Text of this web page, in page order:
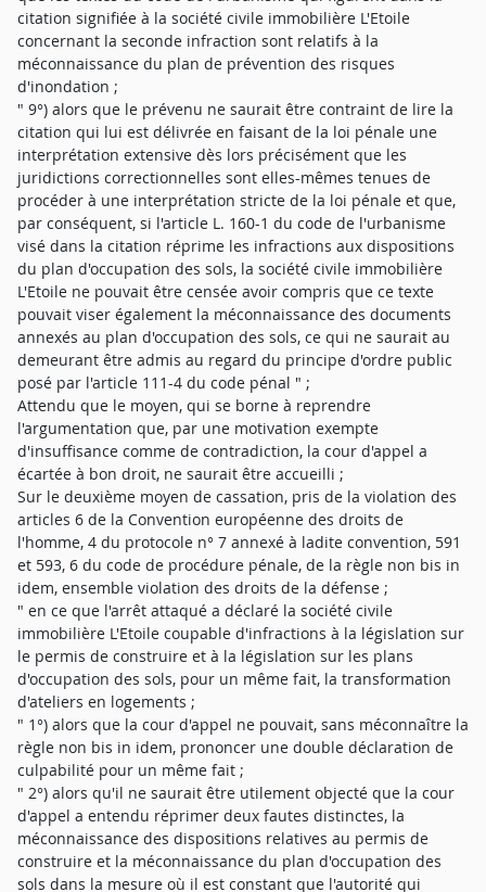
citation signifiée à la société civile immobilière L'Etoile
concernant la seconde infraction sont relatifs à la
méconnaissance du plan de prévention des risques
d'inondation ;
" 9°) alors que le prévenu ne saurait être contraint de lire la
citation qui lui est délivrée en faisant de la loi pénale une
interprétation extensive dès lors précisément que les
juridictions correctionnelles sont elles-mêmes tenues de
procéder à une interprétation stricte de la loi pénale et que,
par conséquent, si l'article L. 160-1 du code de l'urbanisme
visé dans la citation réprime les infractions aux dispositions
du plan d'occupation des sols, la société civile immobilière
L'Etoile ne pouvait être censée avoir compris que ce texte
pouvait viser également la méconnaissance des documents
annexés au plan d'occupation des sols, ce qui ne saurait au
demeurant être admis au regard du principe d'ordre public
posé par l'article 111-4 du code pénal " ;
Attendu que le moyen, qui se borne à reprendre
l'argumentation que, par une motivation exempte
d'insuffisance comme de contradiction, la cour d'appel a
écartée à bon droit, ne saurait être accueilli ;
Sur le deuxième moyen de cassation, pris de la violation des
articles 6 de la Convention européenne des droits de
l'homme, 4 du protocole n° 7 annexé à ladite convention, 591
et 593, 6 du code de procédure pénale, de la règle non bis in
idem, ensemble violation des droits de la défense ;
" en ce que l'arrêt attaqué a déclaré la société civile
immobilière L'Etoile coupable d'infractions à la législation sur
le permis de construire et à la législation sur les plans
d'occupation des sols, pour un même fait, la transformation
d'ateliers en logements ;
" 1°) alors que la cour d'appel ne pouvait, sans méconnaître la
règle non bis in idem, prononcer une double déclaration de
culpabilité pour un même fait ;
" 2°) alors qu'il ne saurait être utilement objecté que la cour
d'appel a entendu réprimer deux fautes distinctes, la
méconnaissance des dispositions relatives au permis de
construire et la méconnaissance du plan d'occupation des
sols dans la mesure où il est constant que l'autorité qui